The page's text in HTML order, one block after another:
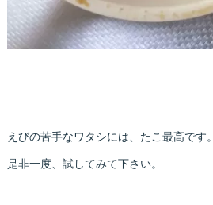
えびの苦手なワタシには、たこ最高です。
是非一度、試してみて下さい。